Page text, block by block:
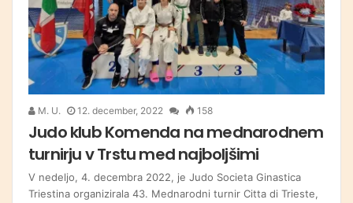
M. U. 12. december, 2022 158
Judo klub Komenda na mednarodnem
turnirju v Trstu med najboljšimi
V nedeljo, 4. decembra 2022, je Judo Societa Ginastica
Triestina organizirala 43. Mednarodni turnir Citta di Trieste,